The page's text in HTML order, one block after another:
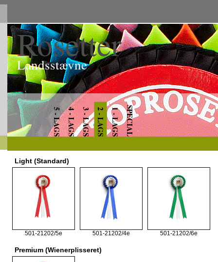
Rosetter
Landsstævne
SPECIAL
1 - LAGS
2 - LAGS
3 - LAGS
4 - LAGS
5 - LAGS
Light (Standard)
501-21202/5e 501-21202/4e 501-21202/6e
Premium (Wienerplisseret)